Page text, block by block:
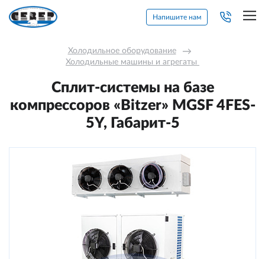
Напишите нам
Холодильное оборудование →
Холодильные машины и агрегаты
Сплит-системы на базе
компрессоров «Bitzer» MGSF 4FES-
5Y, Габарит-5